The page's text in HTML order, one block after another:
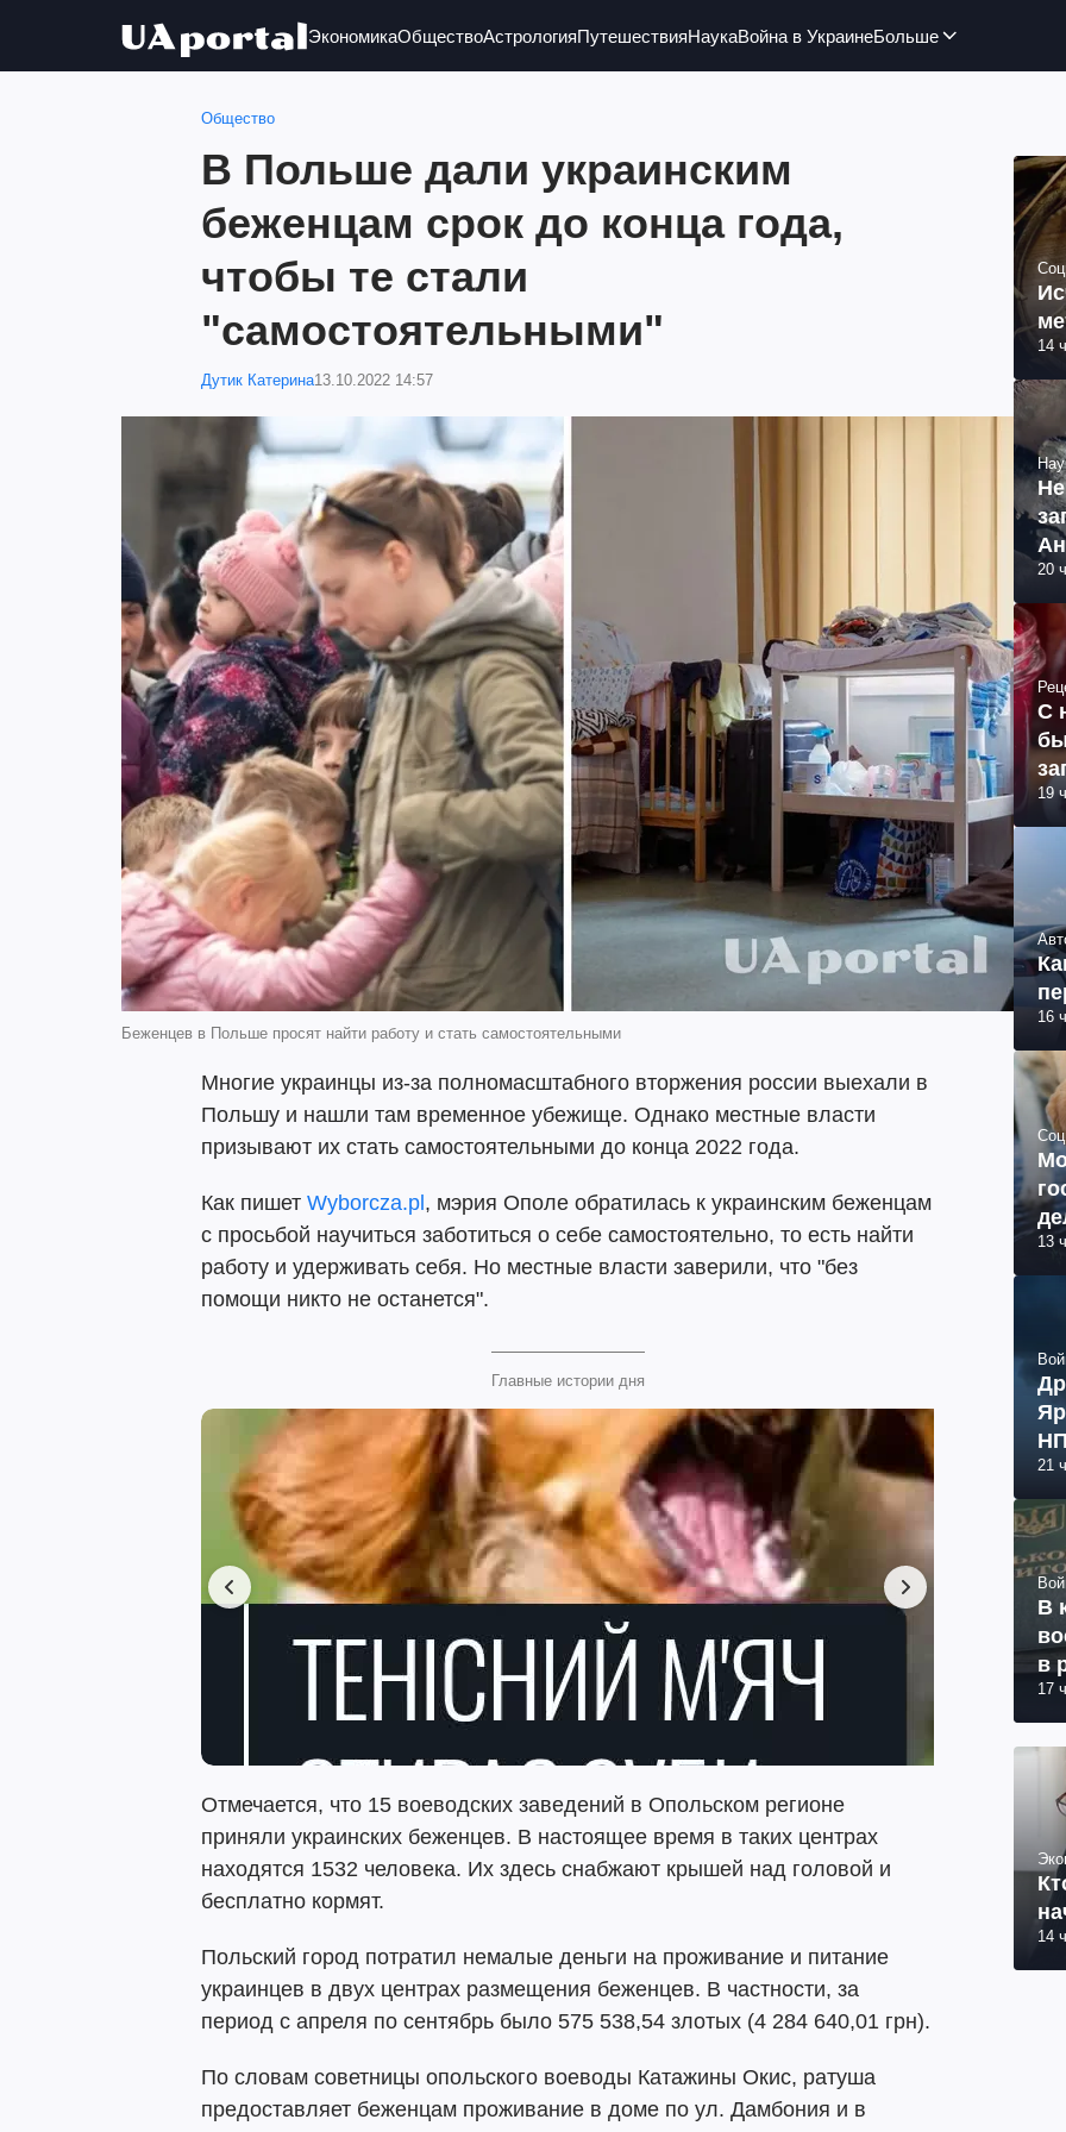
ЭкономикаОбществоАстрологияПутешествияНаукаВойна в УкраинеБольше
Общество
В Польше дали украинским
беженцам срок до конца года,
чтобы те стали
"самостоятельными"
Дутик Катерина13.10.2022 14:57
Беженцев в Польше просят найти работу и стать самостоятельными
Многие украинцы из-за полномасштабного вторжения россии выехали в
Польшу и нашли там временное убежище. Однако местные власти
призывают их стать самостоятельными до конца 2022 года.
Как пишет Wyborcza.pl , мэрия Ополе обратилась к украинским беженцам
с просьбой научиться заботиться о себе самостоятельно, то есть найти
работу и удерживать себя. Но местные власти заверили, что "без
помощи никто не останется".
Главные истории дня
Отмечается, что 15 воеводских заведений в Опольском регионе
приняли украинских беженцев. В настоящее время в таких центрах
находятся 1532 человека. Их здесь снабжают крышей над головой и
бесплатно кормят.
Польский город потратил немалые деньги на проживание и питание
украинцев в двух центрах размещения беженцев. В частности, за
период с апреля по сентябрь было 575 538,54 злотых (4 284 640,01 грн).
По словам советницы опольского воеводы Катажины Окис, ратуша
предоставляет беженцам проживание в доме по ул. Дамбония и в
14
20
С
19
16
13
21
В
в
17
14